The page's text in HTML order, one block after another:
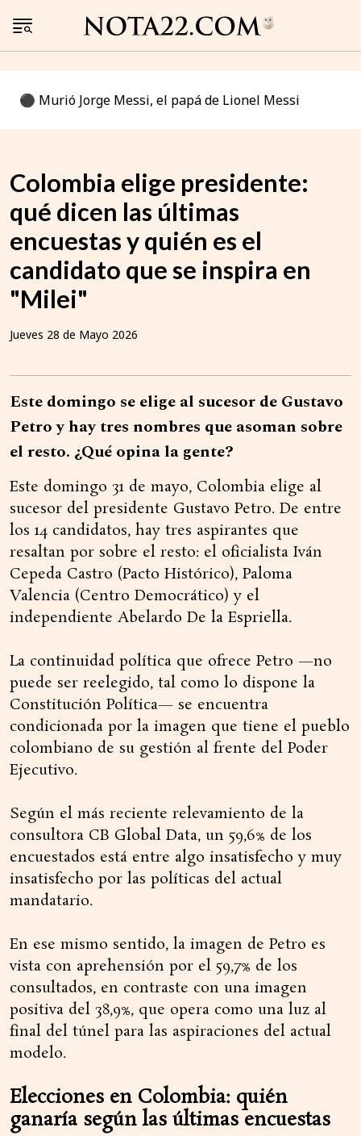
⚫️ Murió Jorge Messi, el papá de Lionel Messi
Colombia elige presidente:
qué dicen las últimas
encuestas y quién es el
candidato que se inspira en
"Milei"
Jueves 28 de Mayo 2026
Este domingo se elige al sucesor de Gustavo
Petro y hay tres nombres que asoman sobre
el resto. ¿Qué opina la gente?
Este domingo 31 de mayo, Colombia elige al
sucesor del presidente Gustavo Petro. De entre
los 14 candidatos, hay tres aspirantes que
resaltan por sobre el resto: el oficialista Iván
Cepeda Castro (Pacto Histórico), Paloma
Valencia (Centro Democrático) y el
independiente Abelardo De la Espriella.
La continuidad política que ofrece Petro —no
puede ser reelegido, tal como lo dispone la
Constitución Política— se encuentra
condicionada por la imagen que tiene el pueblo
colombiano de su gestión al frente del Poder
Ejecutivo.
Según el más reciente relevamiento de la
consultora CB Global Data, un 59,6% de los
encuestados está entre algo insatisfecho y muy
insatisfecho por las políticas del actual
mandatario.
En ese mismo sentido, la imagen de Petro es
vista con aprehensión por el 59,7% de los
consultados, en contraste con una imagen
positiva del 38,9%, que opera como una luz al
final del túnel para las aspiraciones del actual
modelo.
Elecciones en Colombia: quién
ganaría según las últimas encuestas